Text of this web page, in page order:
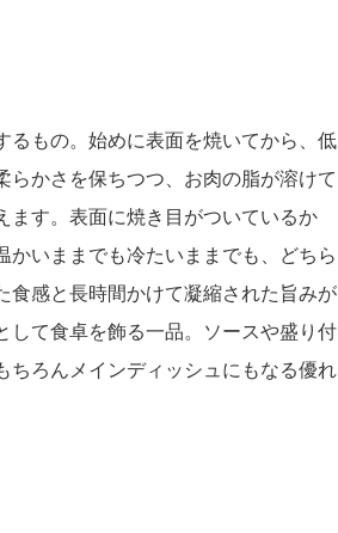
るもの。始めに表面を焼いてから、低
かさを保ちつつ、お肉の脂が溶けて
ます。表面に焼き目がついているか
かいままでも冷たいままでも、どちら
食感と長時間かけて凝縮された旨みが
して食卓を飾る一品。ソースや盛り付
ちろんメインディッシュにもなる優れ